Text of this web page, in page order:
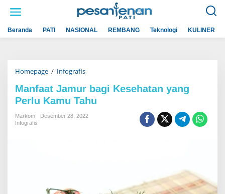
Beranda PATI NASIONAL REMBANG Teknologi KULINER
Homepage / Infografis
n
a
t
Manfaat Jamur bagi Kesehatan yang
Perlu Kamu Tahu
Markom
Desember 28, 2022
Infografis